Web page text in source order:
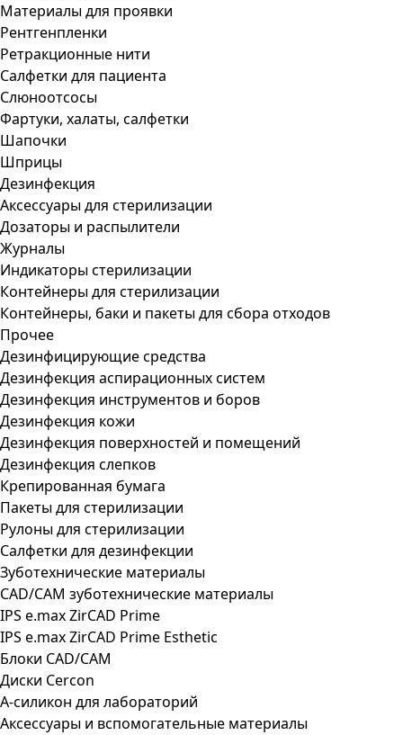
Материалы для проявки
Рентгенпленки
Ретракционные нити
Салфетки для пациента
Слюноотсосы
Фартуки, халаты, салфетки
Шапочки
Шприцы
Дезинфекция
Аксессуары для стерилизации
Дозаторы и распылители
Журналы
Индикаторы стерилизации
Контейнеры для стерилизации
Контейнеры, баки и пакеты для сбора отходов
Прочее
Дезинфицирующие средства
Дезинфекция аспирационных систем
Дезинфекция инструментов и боров
Дезинфекция кожи
Дезинфекция поверхностей и помещений
Дезинфекция слепков
Крепированная бумага
Пакеты для стерилизации
Рулоны для стерилизации
Салфетки для дезинфекции
Зуботехнические материалы
CAD/CAM зуботехнические материалы
IPS e.max ZirCAD Prime
IPS e.max ZirCAD Prime Esthetic
Блоки CAD/CAM
Диски Cercon
А-силикон для лабораторий
Аксессуары и вспомогательные материалы